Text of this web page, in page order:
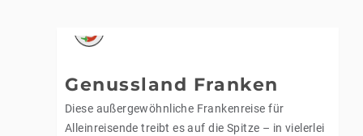
Genussland Franken
Diese außergewöhnliche Frankenreise für
Alleinreisende treibt es auf die Spitze – in vielerlei